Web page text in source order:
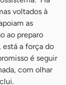
voltados à
as
ao preparo
está a força do
é seguir
com olhar